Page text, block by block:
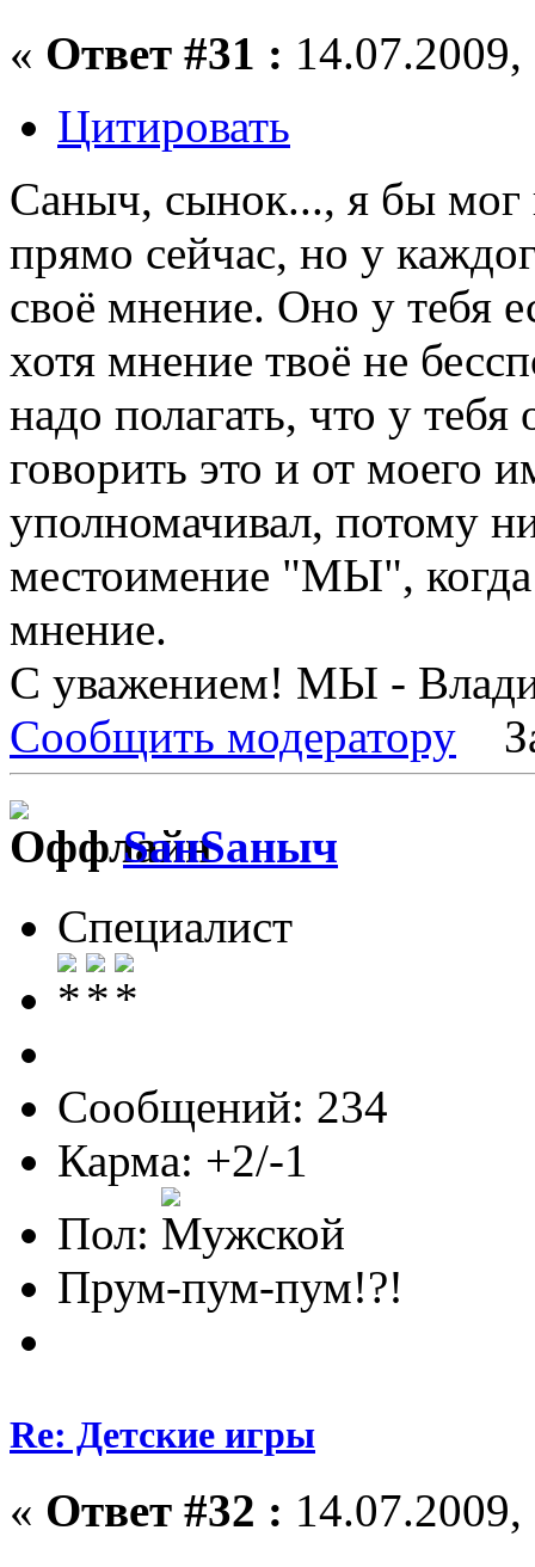
« Ответ #31 :
Цитировать
Саныч, сынок..., я бы мог
прямо сейчас, но у
своё мнение. Оно у тебя
хотя мнение твоё не
надо полагать, что у
говорить это и от моего
уполномачивал, потому
местоимение "МЫ",
мнение.
С уважением! МЫ -
Сообщить модератору
SанSаныч
Специалист
Сообщений: 234
Карма: +2/-1
Пол:
Прум-пум-пум!?!
Re: Детские игры
« Ответ #32 :